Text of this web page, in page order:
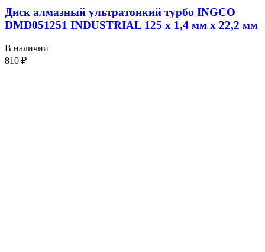
Диск алмазный ультратонкий турбо INGCO
DMD051251 INDUSTRIAL 125 х 1,4 мм x 22,2 мм
В наличии
810 ₽